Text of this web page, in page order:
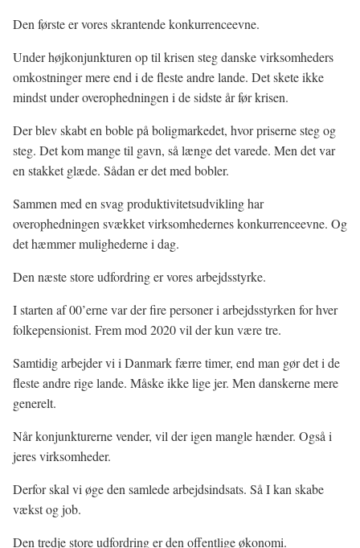
Den første er vores skrantende konkurrenceevne.
Under højkonjunkturen op til krisen steg danske virksomheders
omkostninger mere end i de fleste andre lande. Det skete ikke
mindst under overophedningen i de sidste år før krisen.
Der blev skabt en boble på boligmarkedet, hvor priserne steg og
steg. Det kom mange til gavn, så længe det varede. Men det var
en stakket glæde. Sådan er det med bobler.
Sammen med en svag produktivitetsudvikling har
overophedningen svækket virksomhedernes konkurrenceevne. Og
det hæmmer mulighederne i dag.
Den næste store udfordring er vores arbejdsstyrke.
I starten af 00’erne var der fire personer i arbejdsstyrken for hver
folkepensionist. Frem mod 2020 vil der kun være tre.
Samtidig arbejder vi i Danmark færre timer, end man gør det i de
fleste andre rige lande. Måske ikke lige jer. Men danskerne mere
generelt.
Når konjunkturerne vender, vil der igen mangle hænder. Også i
jeres virksomheder.
Derfor skal vi øge den samlede arbejdsindsats. Så I kan skabe
vækst og job.
Den tredje store udfordring er den offentlige økonomi.